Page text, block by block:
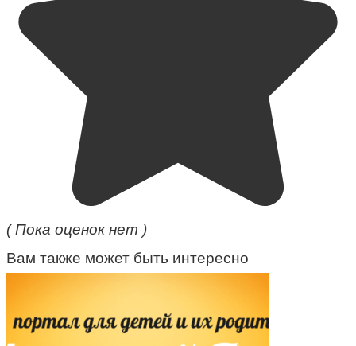
( Пока оценок нет )
Вам также может быть интересно